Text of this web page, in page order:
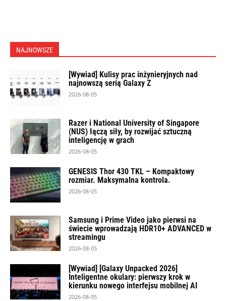
NAJNOWSZE
[Wywiad] Kulisy prac inżynieryjnych nad
najnowszą serią Galaxy Z
2026-08-05
Razer i National University of Singapore
(NUS) łączą siły, by rozwijać sztuczną
inteligencję w grach
2026-08-05
GENESIS Thor 430 TKL – Kompaktowy
rozmiar. Maksymalna kontrola.
2026-08-05
Samsung i Prime Video jako pierwsi na
świecie wprowadzają HDR10+ ADVANCED w
streamingu
2026-08-05
[Wywiad] [Galaxy Unpacked 2026]
Inteligentne okulary: pierwszy krok w
kierunku nowego interfejsu mobilnej AI
2026-08-05